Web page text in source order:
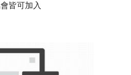
皆可加入